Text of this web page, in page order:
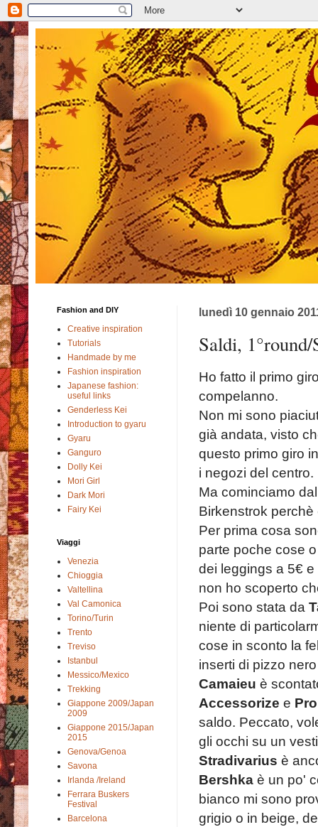
lunedì 10 gennaio
Saldi,
Ho fatto il primo
compelanno.
Non mi sono
già andata, visto
questo primo giro
i negozi del centro.
Ma cominciamo
Birkenstrok
Per prima cosa
parte poche cose
dei leggings a 5€
non ho scoperto
Poi sono stata da
niente di
cose in sconto la
inserti di pizzo
Camaieu è
Accessorize e
saldo. Peccato,
gli occhi su un
Stradivarius è
Bershka è un po'
bianco mi sono
grigio o in beige,
Fashion and DIY
Creative inspiration
Tutorials
Handmade by me
Fashion inspiration
Japanese fashion:
useful links
Genderless Kei
Introduction to gyaru
Gyaru
Ganguro
Dolly Kei
Mori Girl
Dark Mori
Fairy Kei
Viaggi
Venezia
Chioggia
Valtellina
Val Camonica
Torino/Turin
Trento
Treviso
Istanbul
Messico/Mexico
Trekking
Giappone 2009/Japan
2009
Giappone 2015/Japan
2015
Genova/Genoa
Savona
Irlanda /Ireland
Ferrara Buskers
Festival
Barcelona